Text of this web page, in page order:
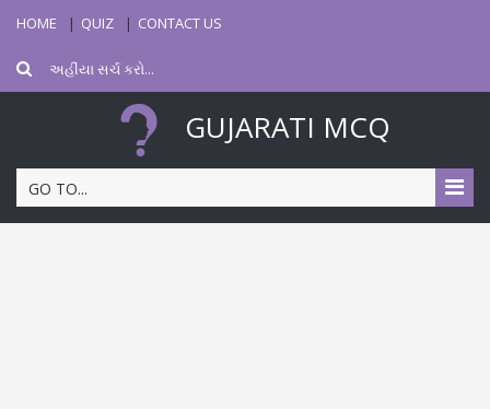
HOME QUIZ CONTACT US
GUJARATI MCQ
GO TO...